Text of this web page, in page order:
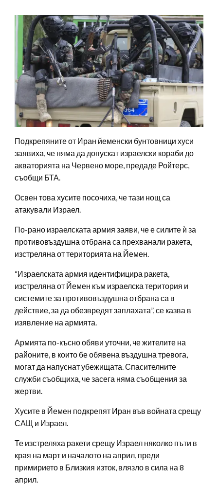
Подкрепяните от Иран йеменски бунтовници хуси
заявиха, че няма да допускат израелски кораби до
акваторията на Червено море, предаде Ройтерс,
съобщи БТА.
Освен това хусите посочиха, че тази нощ са
атакували Израел.
По-рано израелската армия заяви, че е силите ѝ за
противовъздушна отбрана са прехванали ракета,
изстреляна от територията на Йемен.
“Израелската армия идентифицира ракета,
изстреляна от Йемен към израелска територия и
системите за противовъздушна отбрана са в
действие, за да обезвредят заплахата”, се казва в
изявление на армията.
Армията по-късно обяви уточни, че жителите на
районите, в които бе обявена въздушна тревога,
могат да напуснат убежищата. Спасителните
служби съобщиха, че засега няма съобщения за
жертви.
Хусите в Йемен подкрепят Иран във войната срещу
САЩ и Израел.
Те изстреляха ракети срещу Израел няколко пъти в
края на март и началото на април, преди
примирието в Близкия изток, влязло в сила на 8
април.